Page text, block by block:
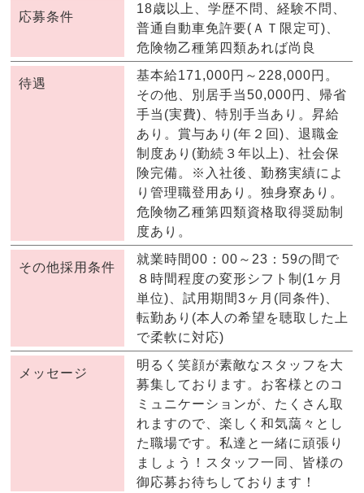
応募条件
18歳以上、学歴不問、経験不問、
普通自動車免許要(ＡＴ限定可)、
危険物乙種第四類あれば尚良
待遇
基本給171,000円～228,000円。
その他、別居手当50,000円、帰省
手当(実費)、特別手当あり。昇給
あり。賞与あり(年２回)、退職金
制度あり(勤続３年以上)、社会保
険完備。※入社後、勤務実績によ
り管理職登用あり。独身寮あり。
危険物乙種第四類資格取得奨励制
度あり。
その他採用条件
就業時間00：00～23：59の間で
８時間程度の変形シフト制(1ヶ月
単位)、試用期間3ヶ月(同条件)、
転勤あり(本人の希望を聴取した上
で柔軟に対応)
メッセージ
明るく笑顔が素敵なスタッフを大
募集しております。お客様とのコ
ミュニケーションが、たくさん取
れますので、楽しく和気藹々とし
た職場です。私達と一緒に頑張り
ましょう！スタッフ一同、皆様の
御応募お待ちしております！